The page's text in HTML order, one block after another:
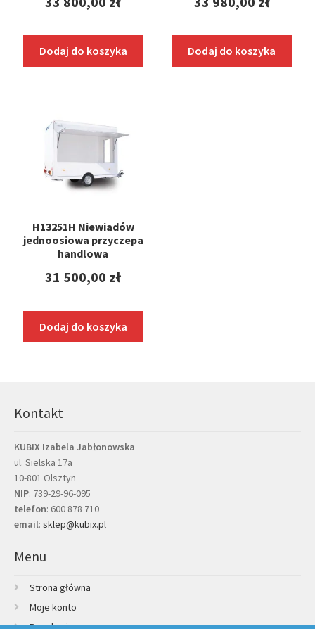
Dodaj do koszyka Dodaj do koszyka
H13251H Niewiadów
jednoosiowa przyczepa
handlowa
31 500,00 zł
Dodaj do koszyka
Kontakt
KUBIX Izabela Jabłonowska
ul. Sielska 17a
10-801 Olsztyn
NIP: 739-29-96-095
telefon: 600 878 710
email: sklep@kubix.pl
Menu
Strona główna
Moje konto